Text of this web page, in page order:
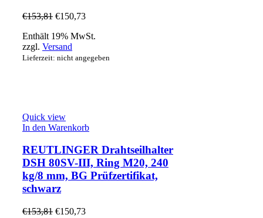
€153,81 €150,73
Enthält 19% MwSt.
zzgl. Versand
Lieferzeit: nicht angegeben
Quick view
In den Warenkorb
REUTLINGER Drahtseilhalter
DSH 80SV-III, Ring M20, 240
kg/8 mm, BG Prüfzertifikat,
schwarz
€153,81 €150,73